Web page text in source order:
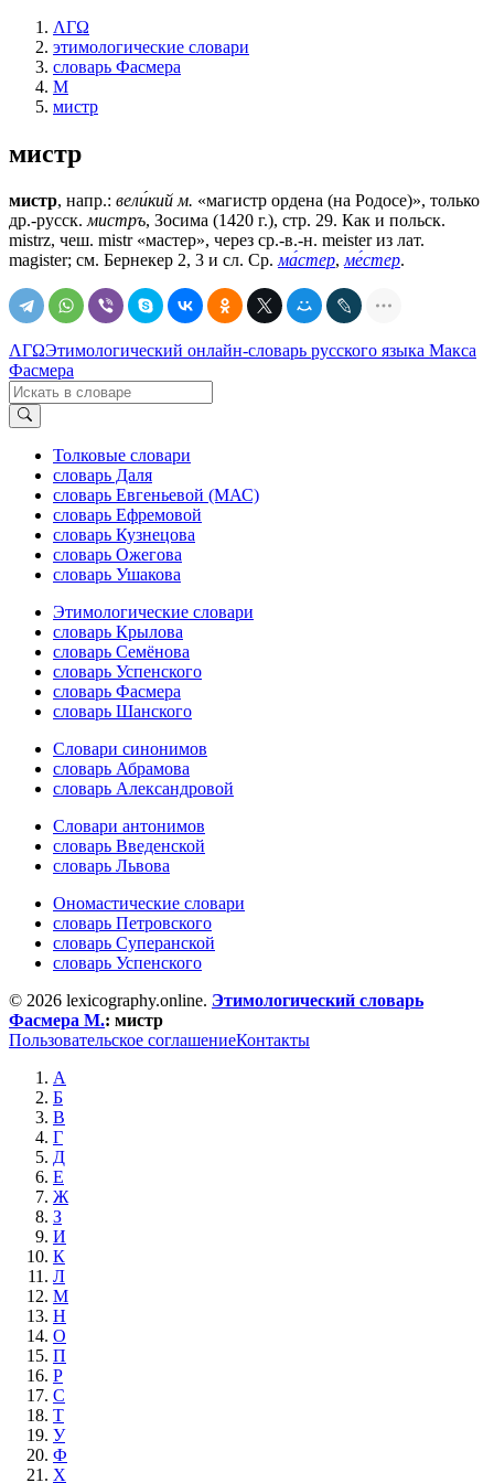
ΛΓΩ
этимологические словари
словарь Фасмера
М
мистр
мистр
мистр, напр.: вели́кий м. «магистр ордена (на Родосе)», только
др.-русск. мистръ, Зосима (1420 г.), стр. 29. Как и польск.
mistrz, чеш. mistr «мастер», через ср.-в.-н. meister из лат.
magister; см. Бернекер 2, 3 и сл. Ср. ма́стер, ме́стер.
ΛΓΩЭтимологический онлайн-словарь русского языка Макса
Фасмера
Толковые словари
словарь Даля
словарь Евгеньевой (МАС)
словарь Ефремовой
словарь Кузнецова
словарь Ожегова
словарь Ушакова
Этимологические словари
словарь Крылова
словарь Семёнова
словарь Успенского
словарь Фасмера
словарь Шанского
Словари синонимов
словарь Абрамова
словарь Александровой
Словари антонимов
словарь Введенской
словарь Львова
Ономастические словари
словарь Петровского
словарь Суперанской
словарь Успенского
© 2026 lexicography.online. Этимологический словарь
Фасмера М.: мистр
Пользовательское соглашениеКонтакты
А
Б
В
Г
Д
Е
Ж
З
И
К
Л
М
Н
О
П
Р
С
Т
У
Ф
Х